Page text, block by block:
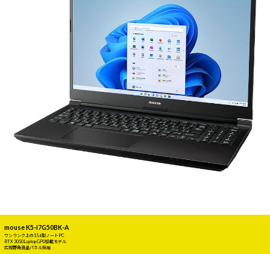
mouse K5-I7G50BK-A
ワンランク上の15.6型ノートPC
RTX 3050 Laptop GPU搭載モデル
広視野角液晶パネル採用